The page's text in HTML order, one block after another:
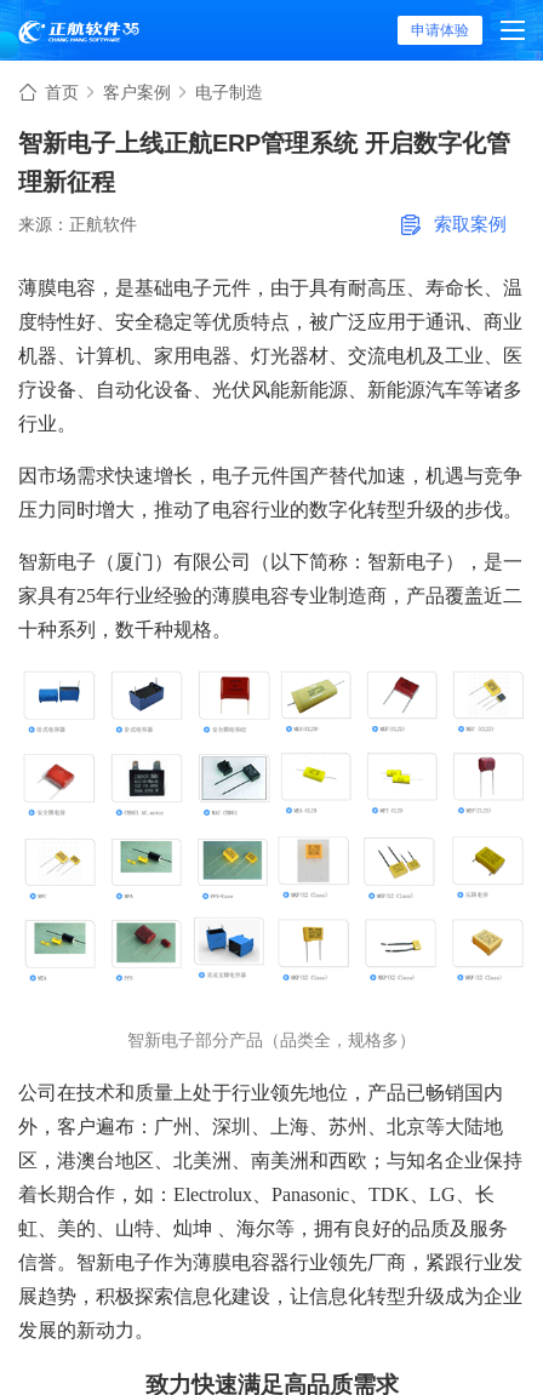
申请体验
首页 客户案例 电子制造
智新电子上线正航ERP管理系统 开启数字化管
理新征程
来源：正航软件 索取案例
薄膜电容，是基础电子元件，由于具有耐高压、寿命长、温
度特性好、安全稳定等优质特点，被广泛应用于通讯、商业
机器、计算机、家用电器、灯光器材、交流电机及工业、医
疗设备、自动化设备、光伏风能新能源、新能源汽车等诸多
行业。
因市场需求快速增长，电子元件国产替代加速，机遇与竞争
压力同时增大，推动了电容行业的数字化转型升级的步伐。
智新电子（厦门）有限公司（以下简称：智新电子），是一
家具有25年行业经验的薄膜电容专业制造商，产品覆盖近二
十种系列，数千种规格。
智新电子部分产品（品类全，规格多）
公司在技术和质量上处于行业领先地位，产品已畅销国内
外，客户遍布：广州、深圳、上海、苏州、北京等大陆地
区，港澳台地区、北美洲、南美洲和西欧；与知名企业保持
着长期合作，如：Electrolux、Panasonic、TDK、LG、长
虹、美的、山特、灿坤 、海尔等，拥有良好的品质及服务
信誉。智新电子作为薄膜电容器行业领先厂商，紧跟行业发
展趋势，积极探索信息化建设，让信息化转型升级成为企业
发展的新动力。
致力快速满足高品质需求